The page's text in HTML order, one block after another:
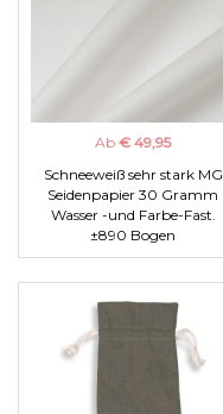
Ab € 49,95
Schneeweiß sehr stark MG
Seidenpapier 30 Gramm
Wasser -und Farbe-Fast.
±890 Bogen